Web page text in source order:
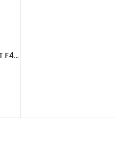
Mašina za suđe FAVORIT F45-Y1FNX